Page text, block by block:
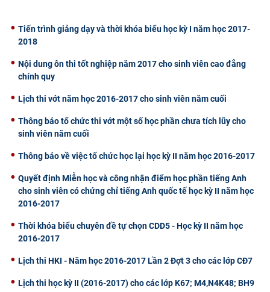
Tiến trình giảng dạy và thời khóa biểu học kỳ I năm học 2017-
2018
Nội dung ôn thi tốt nghiệp năm 2017 cho sinh viên cao đẳng
chính quy
Lịch thi vớt năm học 2016-2017 cho sinh viên năm cuối
Thông báo tổ chức thi vớt một số học phần chưa tích lũy cho
sinh viên năm cuối
Thông báo về việc tổ chức học lại học kỳ II năm học 2016-2017
Quyết định Miễn học và công nhận điểm học phần tiếng Anh
cho sinh viên có chứng chỉ tiếng Anh quốc tế học kỳ II năm học
2016-2017
Thời khóa biểu chuyên đề tự chọn CDD5 - Học kỳ II năm học
2016-2017
Lịch thi HKI - Năm học 2016-2017 Lần 2 Đợt 3 cho các lớp CĐ7
Lịch thi học kỳ II (2016-2017) cho các lớp K67; M4,N4K48; BH9